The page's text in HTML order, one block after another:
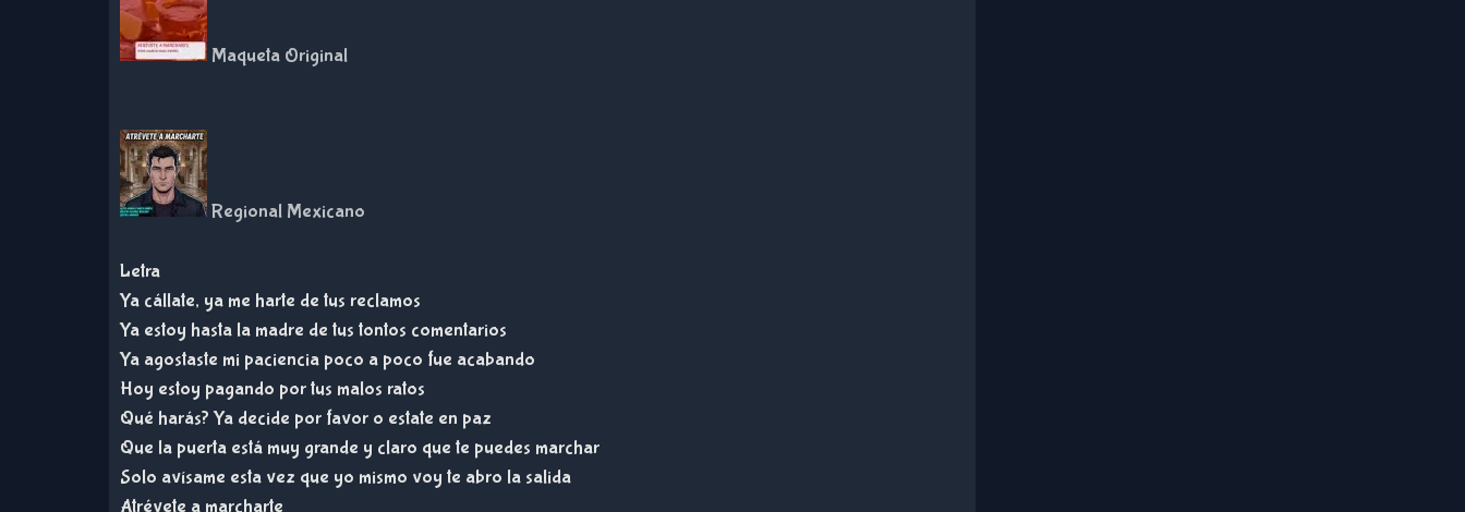
Maqueta Original
Regional Mexicano
Letra
Ya cállate, ya me harte de tus reclamos
Ya estoy hasta la madre de tus tontos comentarios
Ya agostaste mi paciencia poco a poco fue acabando
Hoy estoy pagando por tus malos ratos
Qué harás? Ya decide por favor o estate en paz
Que la puerta está muy grande y claro que te puedes marchar
Solo avísame esta vez que yo mismo voy te abro la salida
Atrévete a marcharte